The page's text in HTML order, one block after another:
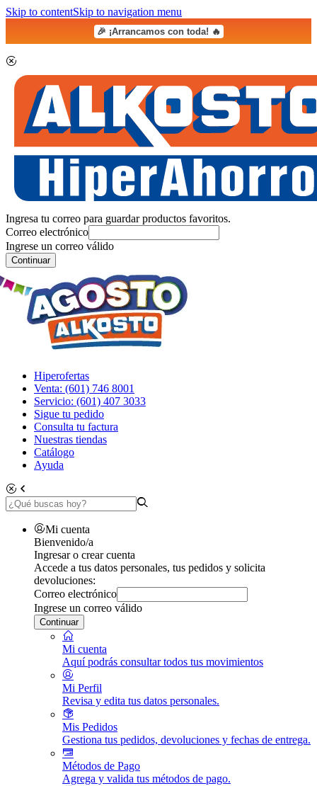
Skip to contentSkip to navigation menu
🎉 ¡Arrancamos con toda! 🔥
Ingresa tu correo para guardar productos favoritos.
Correo electrónico
Ingrese un correo válido
Continuar
Hiperofertas
Venta: (601) 746 8001
Servicio: (601) 407 3033
Sigue tu pedido
Consulta tu factura
Nuestras tiendas
Catálogo
Ayuda
Mi cuenta
Bienvenido/a
Ingresar o crear cuenta
Accede a tus datos personales, tus pedidos y solicita
devoluciones:
Correo electrónico
Ingrese un correo válido
Continuar
Mi cuenta
Aquí podrás consultar todos tus movimientos
Mi Perfil
Revisa y edita tus datos personales.
Mis Pedidos
Gestiona tus pedidos, devoluciones y fechas de entrega.
Métodos de Pago
Agrega y valida tus métodos de pago.